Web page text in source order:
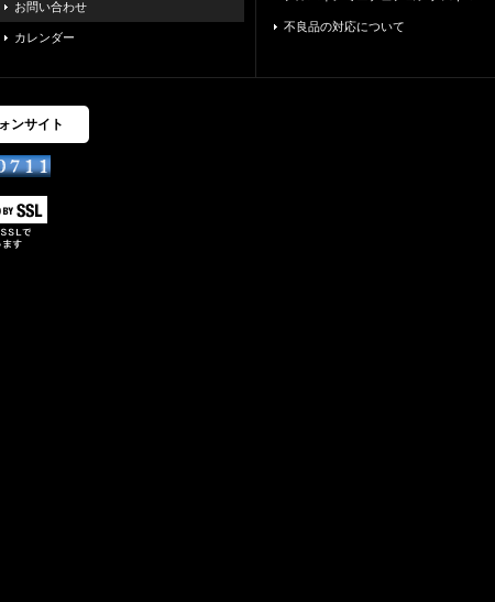
お問い合わせ
カレンダー
不良品の対応について
ンサイト